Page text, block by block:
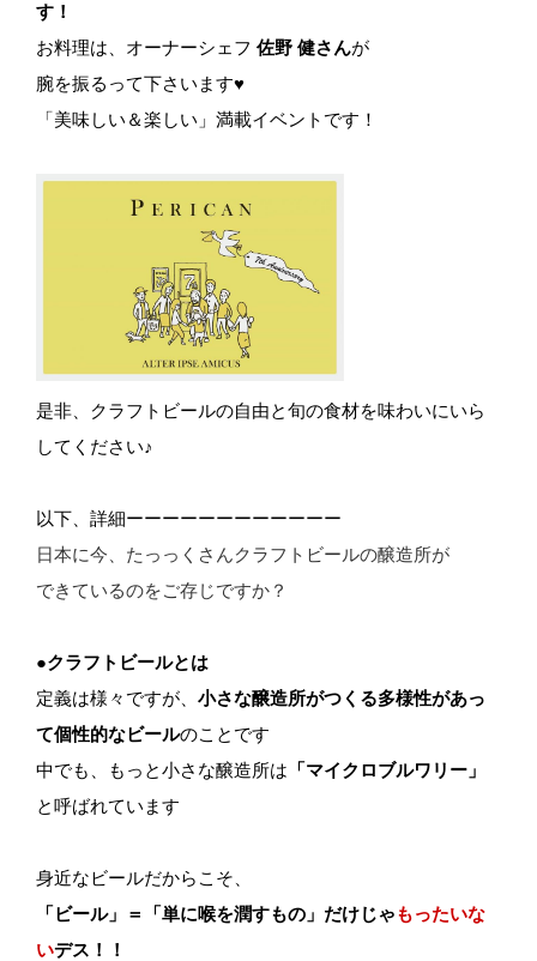
す！
お料理は、オーナーシェフ 佐野 健さんが
腕を振るって下さいます♥
「美味しい＆楽しい」満載イベントです！
是非、クラフトビールの自由と旬の食材を味わいにいら
してください♪
以下、詳細ーーーーーーーーーーーー
日本に今、たっっくさんクラフトビールの醸造所が
できているのをご存じですか？
●クラフトビールとは
定義は様々ですが、 小さな醸造所がつくる多様性があっ
て個性的なビールのことです
中でも、もっと小さな醸造所は 「マイクロブルワリー」
と呼ばれています
身近なビールだからこそ、
「ビール」＝「単に喉を潤すもの」だけじゃもったいな
いデス！！